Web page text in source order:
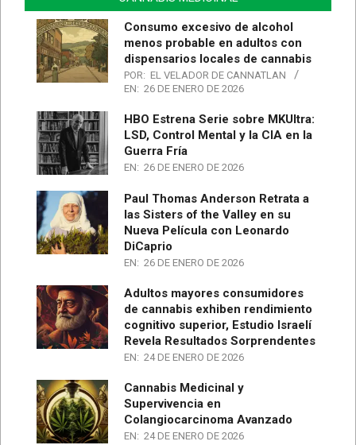
Consumo excesivo de alcohol
menos probable en adultos con
dispensarios locales de cannabis
POR: EL VELADOR DE CANNATLAN
EN: 26 DE ENERO DE 2026
HBO Estrena Serie sobre MKUltra:
LSD, Control Mental y la CIA en la
Guerra Fría
EN: 26 DE ENERO DE 2026
Paul Thomas Anderson Retrata a
las Sisters of the Valley en su
Nueva Película con Leonardo
DiCaprio
EN: 26 DE ENERO DE 2026
Adultos mayores consumidores
de cannabis exhiben rendimiento
cognitivo superior, Estudio Israelí
Revela Resultados Sorprendentes
EN: 24 DE ENERO DE 2026
Cannabis Medicinal y
Supervivencia en
Colangiocarcinoma Avanzado
EN: 24 DE ENERO DE 2026